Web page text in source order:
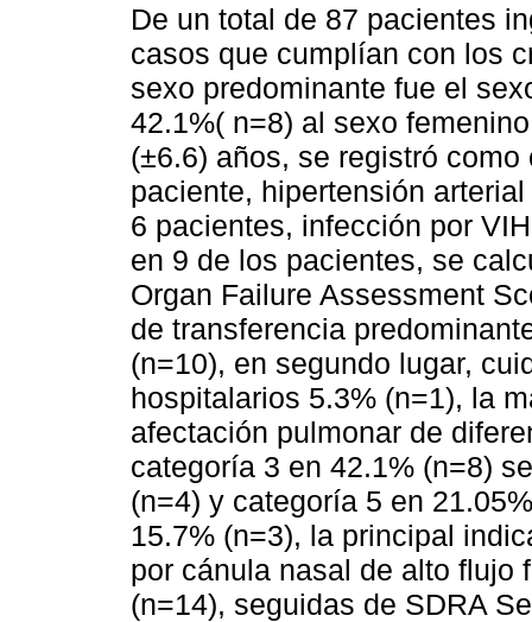
De un total de 87 pacientes
casos que cumplían con los
sexo predominante fue el
42.1%( n=8) al sexo
(±6.6) años, se registró
paciente, hipertensión
6 pacientes, infección por
en 9 de los pacientes, se
Organ Failure Assessment
de transferencia
(n=10), en segundo lugar,
hospitalarios 5.3% (n=1), la
afectación pulmonar de
categoría 3 en 42.1% (n=8)
(n=4) y categoría 5 en
15.7% (n=3), la principal
por cánula nasal de alto flujo
(n=14), seguidas de SDRA